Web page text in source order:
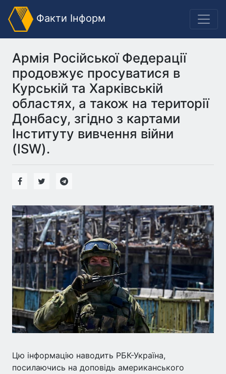
Факти Інформ
Армія Російської Федерації
продовжує просуватися в
Курській та Харківській
областях, а також на території
Донбасу, згідно з картами
Інституту вивчення війни
(ISW).
Цю інформацію наводить РБК-Україна,
посилаючись на доповідь американського